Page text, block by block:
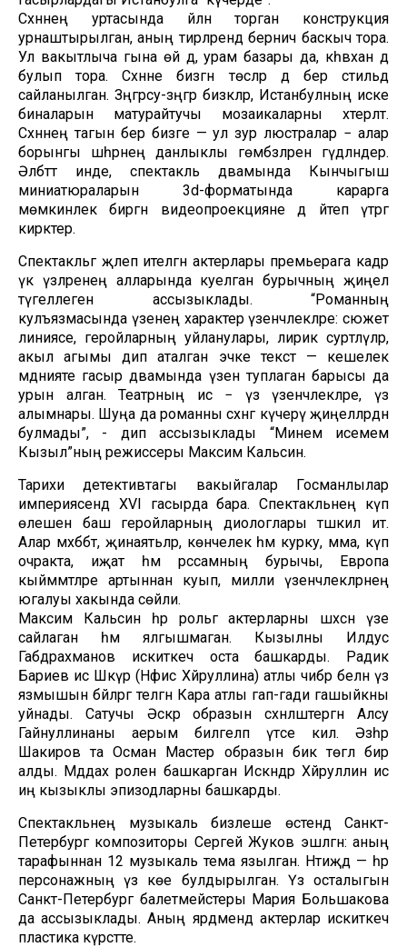
Сәхнәнең уртасында әйләнә торган конструкция
урнаштырылган, аның тирәләрендә берничә баскыч тора.
Ул вакытлыча гына өй дә, урам базары да, кәһвәханә дә
булып тора. Сәхнәне бизәгән төсләр дә бер стильдә
сайланылган. Зәңгәрсу-зәңгәр бизәкләр, Истанбулның иске
биналарын матурайтучы мозаикаларны хәтерләтә.
Сәхнәнең тагын бер бизәге — ул зур люстралар − алар
борынгы шәһәрнең данлыклы гөмбәзләрен гәүдәләндерә.
Әлбәттә инде, спектакль дәвамында Кынчыгыш
миниатюраларын 3d-форматында карарга
мөмкинлек биргән видеопроекцияне дә әйтеп үтәргә
кирәктер.
Спектакльгә җәлеп ителгән актерлары премьерага кадәр
үк үзләренең алларында куелган бурычның җиңел
түгеллеген ассызыклады. “Романның
кулъязмасында үзенең характер үзенчәлекләре: сюжет
линиясе, геройларның уйланулары, лирик сурәтләүләр,
акыл агымы дип аталган эчке текст — кешелек
мәдәнияте гасыр дәвамында үзенә туплаган барысы да
урын алган. Театрның исә − үз үзенчәлекләре, үз
алымнары. Шуңа да романны сәхнәгә күчерү җиңелләрдән
булмады”, - дип ассызыклады “Минем исемем
Кызыл”ның режиссеры Максим Кальсин.
Тарихи детективтагы вакыйгалар Госманлылар
империясендә XVI гасырда бара. Спектакльнең күп
өлешен баш геройларның диологлары тәшкил итә.
Алар мәхәббәт, җинаятьләр, көнчелек һәм курку, әмма, күп
очракта, иҗат һәм рәссамның бурычы, Европа
кыйммәтләре артыннан куып, милли үзенчәлекләрнең
югалуы хакында сөйли.
Максим Кальсин һәр рольгә актерларны шәхсән үзе
сайлаган һәм ялгышмаган. Кызылны Илдус
Габдрахманов искиткеч оста башкарды. Радик
Бариев исә Шәкүрә (Нәфисә Хәйруллина) атлы чибәр белән үз
язмышын бәйләргә теләгән Кара атлы гап-гади гашыйкны
уйнады. Сатучы Әскәр образын сәхнәләштергән Алсу
Гайнуллинаны аерым билгеләп үтәсе килә. Әзһәр
Шакиров та Осман Мастер образын бик төгәл бирә
алды. Мәддах ролен башкарган Искәндәр Хәйруллин исә
иң кызыклы эпизодларны башкарды.
Спектакльнең музыкаль бизәлеше өстендә Санкт-
Петербург композиторы Сергей Жуков эшләгән: аның
тарафыннан 12 музыкаль тема язылган. Нәтиҗәдә — һәр
персонажның үз көе булдырылган. Үз осталыгын
Санкт-Петербург балетмейстеры Мария Большакова
да ассызыклады. Аның ярдәмендә актерлар искиткеч
пластика күрсәтте.